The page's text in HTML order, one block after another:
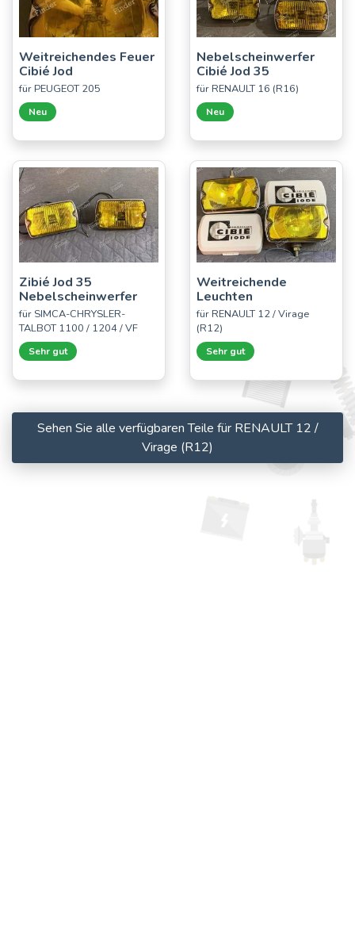
Weitreichendes Feuer
Cibié Jod
für PEUGEOT 205
Neu
Nebelscheinwerfer
Cibié Jod 35
für RENAULT 16 (R16)
Neu
Zibié Jod 35
Nebelscheinwerfer
für SIMCA-CHRYSLER-
TALBOT 1100 / 1204 / VF
Sehr gut
Weitreichende
Leuchten
für RENAULT 12 / Virage
(R12)
Sehr gut
Sehen Sie alle verfügbaren Teile für RENAULT 12 /
Virage (R12)